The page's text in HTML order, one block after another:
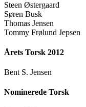
Steen Østergaard
Søren Busk
Thomas Jensen
Tommy Frølund Jepsen
Årets Torsk 2012
Bent S. Jensen
Nominerede Torsk